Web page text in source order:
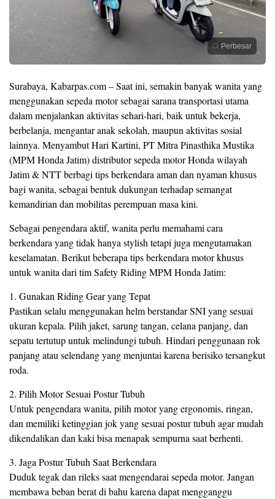
Perbesar
Surabaya, Kabarpas.com – Saat ini, semakin banyak wanita yang
menggunakan sepeda motor sebagai sarana transportasi utama
dalam menjalankan aktivitas sehari-hari, baik untuk bekerja,
berbelanja, mengantar anak sekolah, maupun aktivitas sosial
lainnya. Menyambut Hari Kartini, PT Mitra Pinasthika Mustika
(MPM Honda Jatim) distributor sepeda motor Honda wilayah
Jatim & NTT berbagi tips berkendara aman dan nyaman khusus
bagi wanita, sebagai bentuk dukungan terhadap semangat
kemandirian dan mobilitas perempuan masa kini.
Sebagai pengendara aktif, wanita perlu memahami cara
berkendara yang tidak hanya stylish tetapi juga mengutamakan
keselamatan. Berikut beberapa tips berkendara motor khusus
untuk wanita dari tim Safety Riding MPM Honda Jatim:
1. Gunakan Riding Gear yang Tepat
Pastikan selalu menggunakan helm berstandar SNI yang sesuai
ukuran kepala. Pilih jaket, sarung tangan, celana panjang, dan
sepatu tertutup untuk melindungi tubuh. Hindari penggunaan rok
panjang atau selendang yang menjuntai karena berisiko tersangkut
roda.
2. Pilih Motor Sesuai Postur Tubuh
Untuk pengendara wanita, pilih motor yang ergonomis, ringan,
dan memiliki ketinggian jok yang sesuai postur tubuh agar mudah
dikendalikan dan kaki bisa menapak sempurna saat berhenti.
3. Jaga Postur Tubuh Saat Berkendara
Duduk tegak dan rileks saat mengendarai sepeda motor. Jangan
membawa beban berat di bahu karena dapat mengganggu